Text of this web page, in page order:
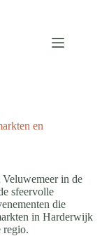
en
in de
sfeervolle
die
in Harderwijk
regio.